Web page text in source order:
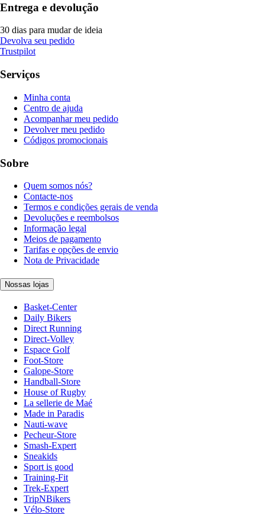
Entrega e devolução
30 dias para mudar de ideia
Devolva seu pedido
Trustpilot
Serviços
Minha conta
Centro de ajuda
Acompanhar meu pedido
Devolver meu pedido
Códigos promocionais
Sobre
Quem somos nós?
Contacte-nos
Termos e condições gerais de venda
Devoluções e reembolsos
Informação legal
Meios de pagamento
Tarifas e opções de envio
Nota de Privacidade
Nossas lojas
Basket-Center
Daily Bikers
Direct Running
Direct-Volley
Espace Golf
Foot-Store
Galope-Store
Handball-Store
House of Rugby
La sellerie de Maé
Made in Paradis
Nauti-wave
Pecheur-Store
Smash-Expert
Sneakids
Sport is good
Training-Fit
Trek-Expert
TripNBikers
Vélo-Store